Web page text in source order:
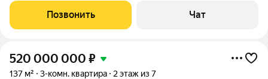
Апартаменты имеют удачную планировку: просторная кухня-
гостиная, мастер-спальня со своим
Позвонить Чат
520 000 000 ₽
137 м² 3-комн. квартира 2 этаж из 7